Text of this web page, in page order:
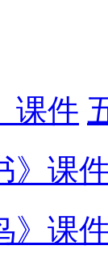
课件
》课
》课